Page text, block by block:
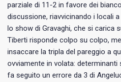
parziale di 11-2 in favore dei
discussione, riavvicinando i locali
lo show di Gravaghi, che si carica
Tiberti risponde colpo su colpo,
insaccare la tripla del pareggio a
ovviamente in volata: determinanti
fa seguito un errore da 3 di